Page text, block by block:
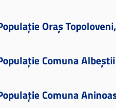
Oraș
Comuna
Comuna